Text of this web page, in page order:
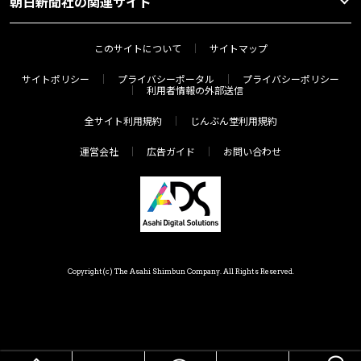
このサイトについて サイトマップ
サイトポリシー プライバシーポータル
プライバシーポリシー
利用者情報の外部送信
全サイト利用規約 じんぶん堂利用規約
運営会社 広告ガイド お問い合わせ
Copyright(c) The Asahi Shimbun Company. All Rights Reserved.